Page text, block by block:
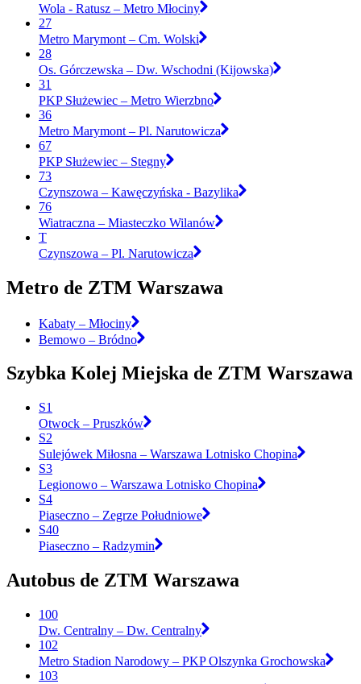
Wola - Ratusz – Metro Młociny
27
Metro Marymont – Cm. Wolski
28
Os. Górczewska – Dw. Wschodni (Kijowska)
31
PKP Służewiec – Metro Wierzbno
36
Metro Marymont – Pl. Narutowicza
67
PKP Służewiec – Stegny
73
Czynszowa – Kawęczyńska - Bazylika
76
Wiatraczna – Miasteczko Wilanów
T
Czynszowa – Pl. Narutowicza
Metro de ZTM Warszawa
Kabaty – Młociny
Bemowo – Bródno
Szybka Kolej Miejska de ZTM Warszawa
S1
Otwock – Pruszków
S2
Sulejówek Miłosna – Warszawa Lotnisko Chopina
S3
Legionowo – Warszawa Lotnisko Chopina
S4
Piaseczno – Zegrze Południowe
S40
Piaseczno – Radzymin
Autobus de ZTM Warszawa
100
Dw. Centralny – Dw. Centralny
102
Metro Stadion Narodowy – PKP Olszynka Grochowska
103